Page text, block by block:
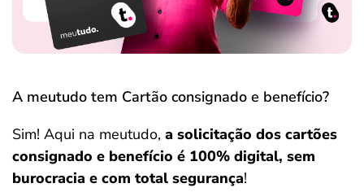
A meutudo tem Cartão consignado e benefício?
Sim! Aqui na meutudo, a solicitação dos cartões
consignado e benefício é 100% digital, sem
burocracia e com total segurança!